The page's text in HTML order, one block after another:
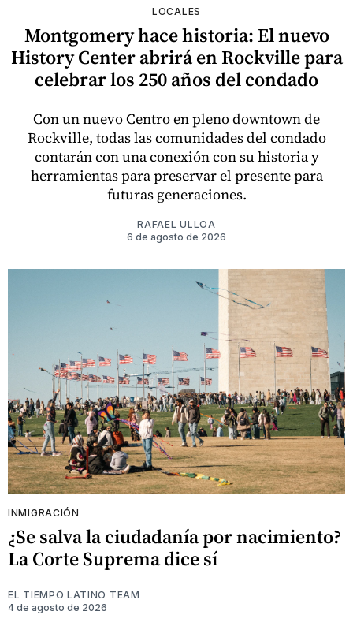
INMIGRACIÓN
¿Se salva la ciudadanía por nacimiento?
La Corte Suprema dice sí
EL TIEMPO LATINO TEAM
4 de agosto de 2026
LOCALES
Montgomery hace historia: El nuevo
History Center abrirá en Rockville para
celebrar los 250 años del condado
Con un nuevo Centro en pleno downtown de
Rockville, todas las comunidades del condado
contarán con una conexión con su historia y
herramientas para preservar el presente para
futuras generaciones.
RAFAEL ULLOA
6 de agosto de 2026